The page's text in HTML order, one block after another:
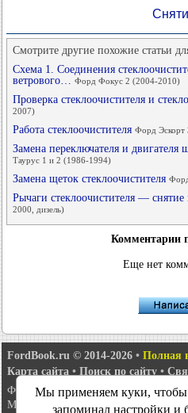
Смотрите другие похожие статьи
Схема 1. Соединения
ветрового… Форд Фокус 2 (2004-2010)
Проверка стеклоочистителя и
2007)
Работа стеклоочистителя Форд Эскорт
Замена переключателя и двигателя
Таурус 1 и 2 (1986-1994)
Замена щеток стеклоочистителя
Рычаги стеклоочистителя — снятие
2000, дизель)
Комментарии
Еще нет
FordBook.ru © 2014-2026 • Полная
Карта сайта • Поиск по сайту •
Фокус 1• Фокус Турнир 1•Фокус 2
Мондео 2•Мондео 3•Мондео 4•
Мы применяем куки, чтобы
запоминал настройки и